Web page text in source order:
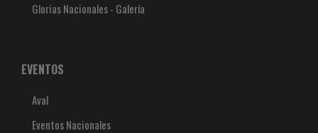
Glorias Nacionales - Galería
EVENTOS
Aval
Eventos Nacionales